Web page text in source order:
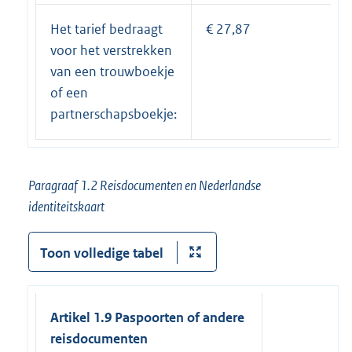
Het tarief bedraagt
voor het verstrekken
van een trouwboekje
of een
partnerschapsboekje:
€ 27,87
Paragraaf 1.2 Reisdocumenten en Nederlandse
identiteitskaart
Toon volledige tabel
Artikel 1.9 Paspoorten of andere
reisdocumenten